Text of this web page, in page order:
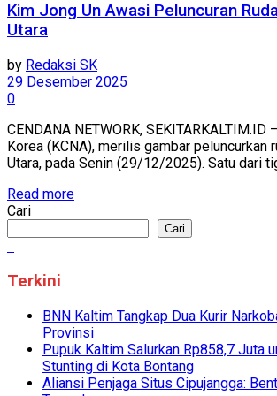
Kim Jong Un Awasi Peluncuran
Utara
by Redaksi SK
29 Desember 2025
0
CENDANA NETWORK,
Korea (KCNA), merilis gambar peluncurkan
Utara, pada Senin (29/12/2025). Satu dari
Read more
Cari
Cari
Terkini
BNN Kaltim Tangkap Dua Kurir
Provinsi
Pupuk Kaltim Salurkan Rp858,7 Juta
Stunting di Kota Bontang
Aliansi Penjaga Situs Cipujangga: